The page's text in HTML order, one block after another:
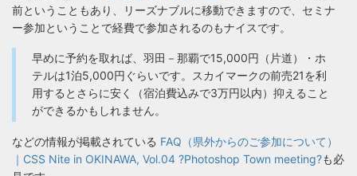
前ということもあり、リーズナブルに移動できますので、セミナ
ー参加ということで経費で参加されるのもナイスです。
早めに予約を取れば、羽田－那覇で15,000円（片道）・ホ
テルは1泊5,000円ぐらいです。スカイマークの前売21を利
用するとさらに安く（宿泊費込みで3万円以内）抑えること
ができるかもしれません。
などの情報が掲載されている FAQ（県外からのご参加について）
｜CSS Nite in OKINAWA, Vol.04 ?Photoshop Town meeting?も必